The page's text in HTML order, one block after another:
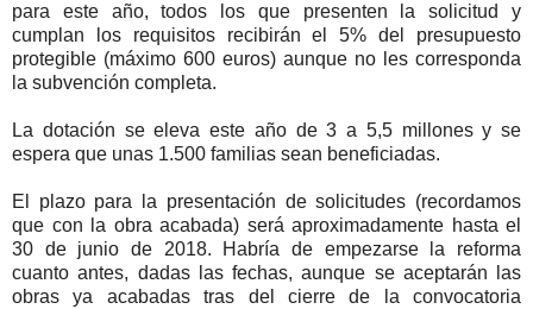
para este año, todos los que presenten la solicitud y
cumplan los requisitos recibirán el 5% del presupuesto
protegible (máximo 600 euros) aunque no les corresponda
la subvención completa.
La dotación se eleva este año de 3 a 5,5 millones y se
espera que unas 1.500 familias sean beneficiadas.
El plazo para la presentación de solicitudes (recordamos
que con la obra acabada) será aproximadamente hasta el
30 de junio de 2018. Habría de empezarse la reforma
cuanto antes, dadas las fechas, aunque se aceptarán las
obras ya acabadas tras del cierre de la convocatoria